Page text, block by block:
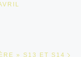
» S13 ET S14